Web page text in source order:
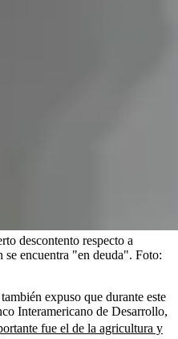
descontento respecto a
se encuentra "en deuda". Foto:
expuso que durante este
Interamericano de Desarrollo,
fue el de la agricultura y